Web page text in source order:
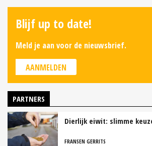
Blijf up to date!
Meld je aan voor de nieuwsbrief.
AANMELDEN
PARTNERS
Dierlijk eiwit: slimme
FRANSEN GERRITS